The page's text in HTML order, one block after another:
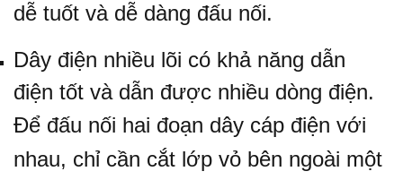
dễ tuốt và dễ dàng đấu nối.
Dây điện nhiều lõi có khả năng dẫn
điện tốt và dẫn được nhiều dòng điện.
Để đấu nối hai đoạn dây cáp điện với
nhau, chỉ cần cắt lớp vỏ bên ngoài một